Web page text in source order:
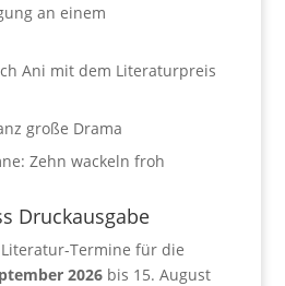
an einem
Ani mit dem Literaturpreis
große Drama
Zehn wackeln froh
Druckausgabe
Termine für die
2026bis 15. August